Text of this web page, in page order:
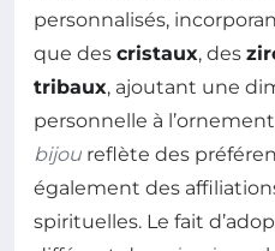
personnalisés,
que des cristaux, des
tribaux, ajoutant une
personnelle à
bijou reflète des
également des
spirituelles. Le fait